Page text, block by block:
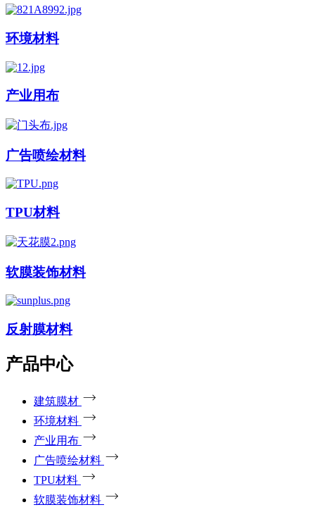
环境材料
产业用布
广告喷绘材料
TPU材料
软膜装饰材料
反射膜材料
产品中心
建筑膜材
环境材料
产业用布
广告喷绘材料
TPU材料
软膜装饰材料